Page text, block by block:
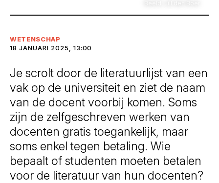
WETENSCHAP
18 JANUARI 2025, 13:00
Je scrolt door de literatuurlijst van een
vak op de universiteit en ziet de naam
van de docent voorbij komen. Soms
zijn de zelfgeschreven werken van
docenten gratis toegankelijk, maar
soms enkel tegen betaling. Wie
bepaalt of studenten moeten betalen
voor de literatuur van hun docenten?